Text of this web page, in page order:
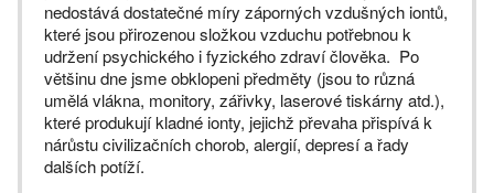
nedostává dostatečné míry záporných vzdušných iontů,
které jsou přirozenou složkou vzduchu potřebnou k
udržení psychického i fyzického zdraví člověka. Po
většinu dne jsme obklopeni předměty (jsou to různá
umělá vlákna, monitory, zářivky, laserové tiskárny atd.),
které produkují kladné ionty, jejichž převaha přispívá k
nárůstu civilizačních chorob, alergií, depresí a řady
dalších potíží.